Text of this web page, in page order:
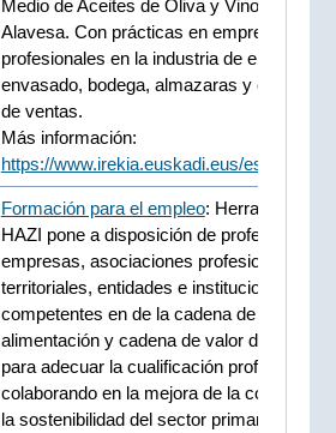
Medio de Aceites de Oliva y Vinos en Rioja
Alavesa. Con prácticas en empresa y
profesionales en la industria de
envasado, bodega, almazaras y
de ventas.
Más información:
https://www.irekia.euskadi.eus/es/news/
Formación para el empleo: Herramienta
HAZI pone a disposición de profesionales,
empresas, asociaciones profesionales y
territoriales, entidades e instituciones
competentes en de la cadena de valor de
alimentación y cadena de valor de la
para adecuar la cualificación profesional
colaborando en la mejora de la
la sostenibilidad del sector primario y